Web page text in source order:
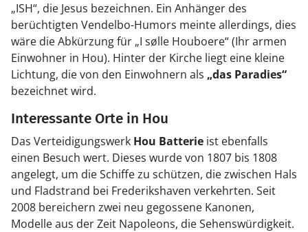
„ISH“, die Jesus bezeichnen. Ein Anhänger des
berüchtigten Vendelbo-Humors meinte allerdings, dies
wäre die Abkürzung für „I sølle Houboere“ (Ihr armen
Einwohner in Hou). Hinter der Kirche liegt eine kleine
Lichtung, die von den Einwohnern als „das Paradies“
bezeichnet wird.
Interessante Orte in Hou
Das Verteidigungswerk Hou Batterie ist ebenfalls
einen Besuch wert. Dieses wurde von 1807 bis 1808
angelegt, um die Schiffe zu schützen, die zwischen Hals
und Fladstrand bei Frederikshaven verkehrten. Seit
2008 bereichern zwei neu gegossene Kanonen,
Modelle aus der Zeit Napoleons, die Sehenswürdigkeit.